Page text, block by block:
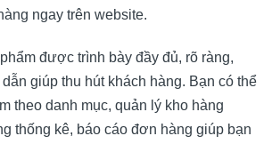
ngay trên website.
được trình bày đầy đủ, rõ ràng,
giúp thu hút khách hàng. Bạn có thể
theo danh mục, quản lý kho hàng
thống kê, báo cáo đơn hàng giúp bạn